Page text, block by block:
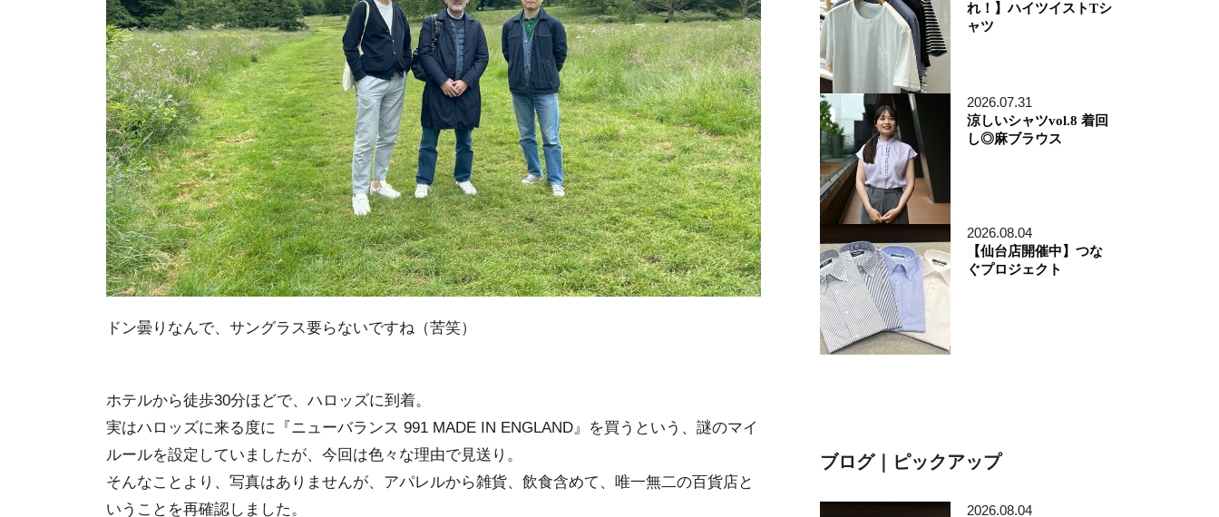
ドン曇りなんで、サングラス要らないですね（苦笑）
ホテルから徒歩30分ほどで、ハロッズに到着。
実はハロッズに来る度に『ニューバランス 991 MADE IN ENGLAND』を買うという、謎のマイ
ルールを設定していましたが、今回は色々な理由で見送り。
そんなことより、写真はありませんが、アパレルから雑貨、飲食含めて、唯一無二の百貨店と
いうことを再確認しました。
れ！】ハイツイストTシ
ャツ
2026.07.31
涼しいシャツvol.8 着回
し◎麻ブラウス
2026.08.04
【仙台店開催中】つな
ぐプロジェクト
ブログ｜ピックアップ
2026.08.04